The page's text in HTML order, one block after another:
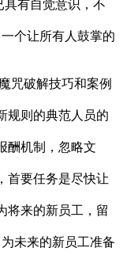
具有自觉意识，不
个让所有人鼓掌的
咒破解技巧和案例
规则的典范人员的
酬机制，忽略文
首要任务是尽快让
将来的新员工，留
未来的新员工准备